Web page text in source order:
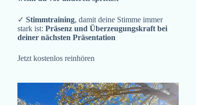
✓ Stimmtraining, damit deine Stimme immer
stark ist: Präsenz und Überzeugungskraft bei
deiner nächsten Präsentation
Jetzt kostenlos reinhören